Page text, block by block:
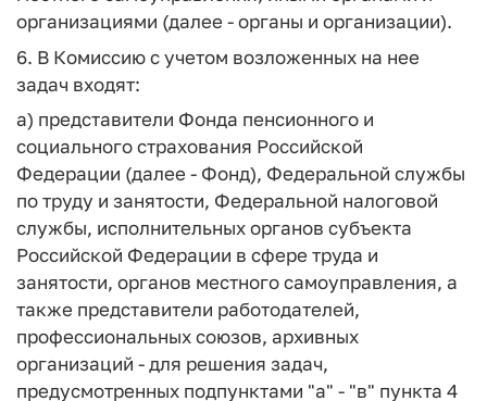
организациями (далее - органы и организации).
6. В Комиссию с учетом возложенных на нее
задач входят:
а) представители Фонда пенсионного и
социального страхования Российской
Федерации (далее - Фонд), Федеральной службы
по труду и занятости, Федеральной налоговой
службы, исполнительных органов субъекта
Российской Федерации в сфере труда и
занятости, органов местного самоуправления, а
также представители работодателей,
профессиональных союзов, архивных
организаций - для решения задач,
предусмотренных подпунктами "а" - "в" пункта 4